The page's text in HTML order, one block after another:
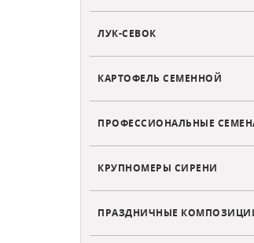
ЛУК-СЕВОК
КАРТОФЕЛЬ СЕМЕННОЙ
ПРОФЕССИОНАЛЬНЫЕ
КРУПНОМЕРЫ СИРЕНИ
ПРАЗДНИЧНЫЕ